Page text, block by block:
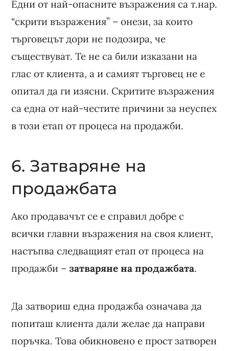
Едни от най-опасните възражения са т.нар.
“скрити възражения” – онези, за които
търговецът дори не подозира, че
съществуват. Те не са били изказани на
глас от клиента, а и самият търговец не е
опитал да ги изясни. Скритите възражения
са една от най-честите причини за неуспех
в този етап от процеса на продажби.
6. Затваряне на
продажбата
Ако продавачът се е справил добре с
всички главни възражения на своя клиент,
настъпва следващият етап от процеса на
продажби –затваряне на продажбата.
Да затвориш една продажба означава да
попиташ клиента дали желае да направи
поръчка. Това обикновено е прост затворен